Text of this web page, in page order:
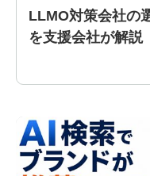
LLMO対策会社の
を支援会社が解説